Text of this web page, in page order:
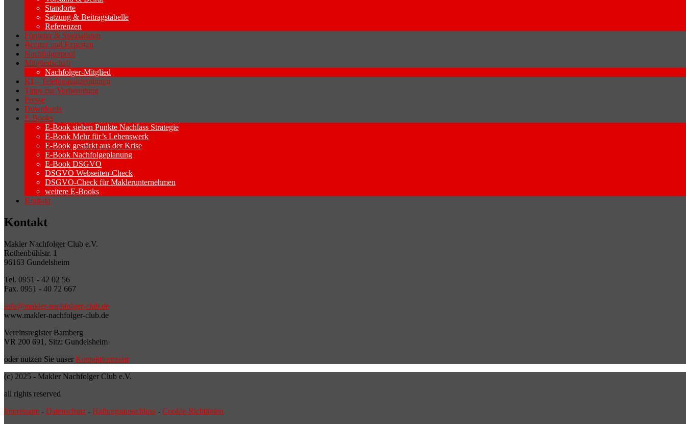
Standorte
Satzung & Beitragstabelle
Referenzen
Förderer & Spezialisten
Berater und Experten
Nachfolgerpool
Mitgliedschaft
Nachfolger-Mitglied
KI – Telefonassistentinnen
Tipps zur Vorbereitung
Presse
Downloads
E-Books
E-Book sieben Punkte Nachlass Strategie
E-Book Mehr für’s Lebenswerk
E-Book gestärkt aus der Krise
E-Book Nachfolgeplanung
E-Book DSGVO
DSGVO Webseiten-Check
DSGVO-Check für Maklerunternehmen
weitere E-Books
Kontakt
Kontakt
Makler Nachfolger Club e.V.
Rothenbühlstr. 1
96163 Gundelsheim
Tel. 0951 - 42 02 56
Fax. 0951 - 40 72 667
info@makler-nachfolger-club.de
www.makler-nachfolger-club.de
Vereinsregister Bamberg
VR 200 691, Sitz: Gundelsheim
oder nutzen Sie unser Kontaktformular
(c) 2025 - Makler Nachfolger Club e.V.
all rights reserved
Impressum - Datenschutz - Haftungsausschluss - Cookie-Richtlinien